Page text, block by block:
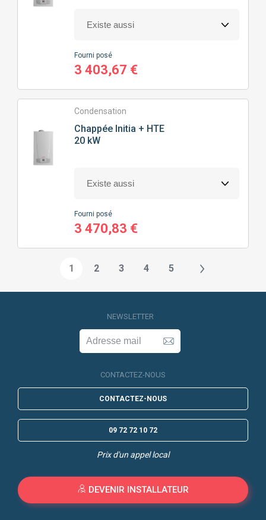
Fourni posé
3 403,67 €
Condensation
Chappée Initia + HTE
20 kW
Fourni posé
3 470,83 €
1 2 3 4 5
NEWSLETTER
CONTACTEZ-NOUS
CONTACTEZ-NOUS
09 72 72 10 72
Prix d'un appel local
DEVENIR INSTALLATEUR